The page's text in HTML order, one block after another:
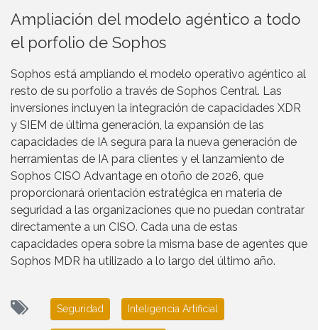
Ampliación del modelo agéntico a todo
el porfolio de Sophos
Sophos está ampliando el modelo operativo agéntico al
resto de su porfolio a través de Sophos Central. Las
inversiones incluyen la integración de capacidades XDR
y SIEM de última generación, la expansión de las
capacidades de IA segura para la nueva generación de
herramientas de IA para clientes y el lanzamiento de
Sophos CISO Advantage en otoño de 2026, que
proporcionará orientación estratégica en materia de
seguridad a las organizaciones que no puedan contratar
directamente a un CISO. Cada una de estas
capacidades opera sobre la misma base de agentes que
Sophos MDR ha utilizado a lo largo del último año.
Seguridad Inteligencia Artificial